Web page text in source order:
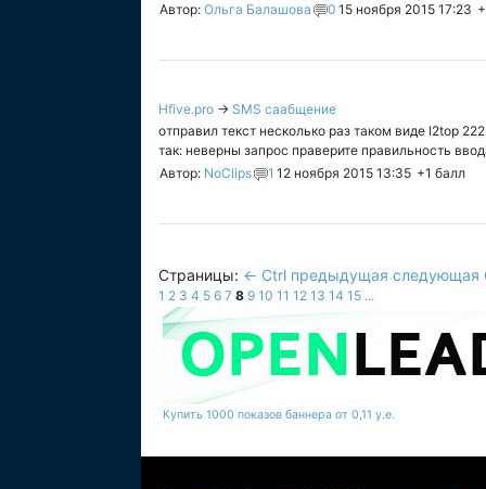
Автор: Ольга Балашова 0 15 ноября 2015 17:23
Hfive.pro → SMS саабщение
отправил текст несколько раз таком виде l2top
так: неверны запрос праверите правильность
Автор: NoClips 1 12 ноября 2015 13:35 +1 балл
Страницы: ← Ctrl предыдущая следующая
1 2 3 4 5 6 7 8 9 10 11 12 13 14 15 ...
Купить 1000 показов баннера от 0,11 у.е.